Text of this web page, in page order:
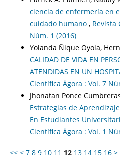
ciencia de enfermería en
cuidado humano , Revista
Núm. 1 (2016)
Yolanda Ñique Oyola,
CALIDAD DE VIDA EN
ATENDIDAS EN UN
Científica Ágora : Vol. 7
Jhonatan Ponce
Estrategias de
En Estudiantes
Científica Ágora : Vol. 1
<< < 7 8 9 10 11 12 13 14 15 16 >